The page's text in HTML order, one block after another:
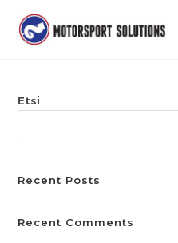
Näyttää siltä, ettemme
Etsi
Recent Posts
Recent Comments